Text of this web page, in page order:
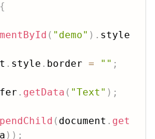
{
( "demo" ) . style
. style . border = "" ;
. getData ( "Text" ) ;
( document . get
) ) ;